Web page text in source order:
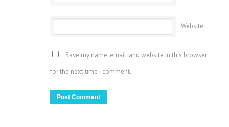
Website
Save my name, email, and website in this browser
for the next time I comment.